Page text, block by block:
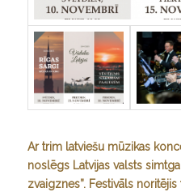
Ar trim latviešu mūzikas
noslēgs Latvijas valsts
zvaigznes”. Festivāls